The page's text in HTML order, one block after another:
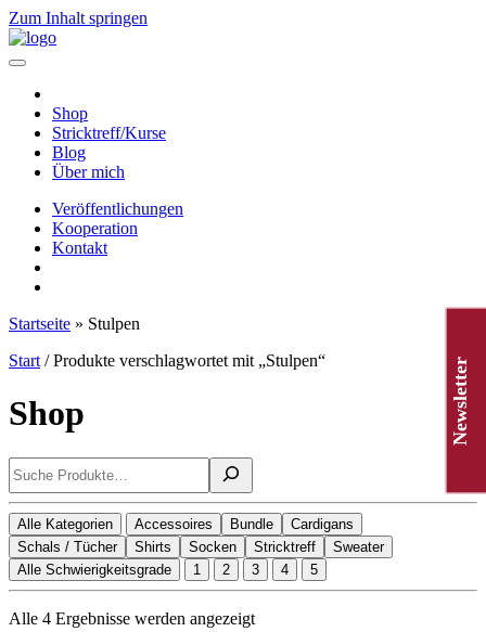
Zum Inhalt springen
Hauptnavigation
Shop
Stricktreff/Kurse
Blog
Über mich
Veröffentlichungen
Kooperation
Kontakt
Startseite » Stulpen
Start / Produkte verschlagwortet mit „Stulpen“
Shop
Suchen
Alle Kategorien Accessoires Bundle
Cardigans
Schals / Tücher
Shirts Socken Stricktreff
Sweater
Alle Schwierigkeitsgrade
1 2 3 4 5
Alle 4 Ergebnisse werden angezeigtNach
Newsletter